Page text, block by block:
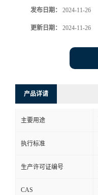
发布日期： 2024-11-26
更新日期： 2024-11-26
产品详请
主要用途
执行标准
生产许可证编号
CAS